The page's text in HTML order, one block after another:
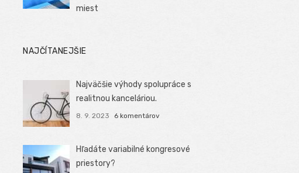
miest
NAJČÍTANEJŠIE
Najväčšie výhody spolupráce s
realitnou kanceláriou.
8. 9. 2023 6 komentárov
Hľadáte variabilné kongresové
priestory?